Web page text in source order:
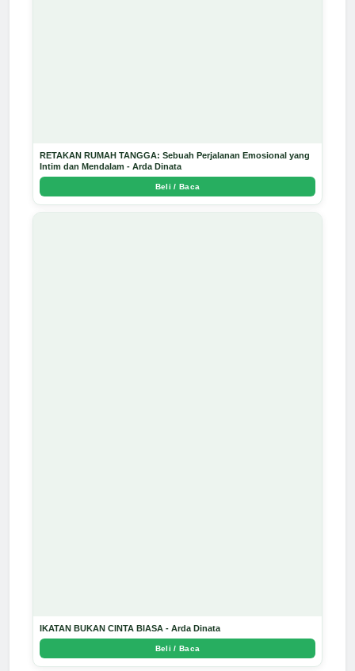
RETAKAN RUMAH TANGGA: Sebuah Perjalanan Emosional yang
Intim dan Mendalam - Arda Dinata
Beli / Baca
IKATAN BUKAN CINTA BIASA - Arda Dinata
Beli / Baca